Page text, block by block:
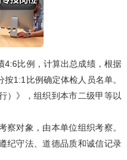
比例，计算出总成绩，根据
1:1比例确定体检人员名单。
）》，组织到本市二级甲等以
对象，由本单位组织考察。
纪守法、道德品质和诚信记录